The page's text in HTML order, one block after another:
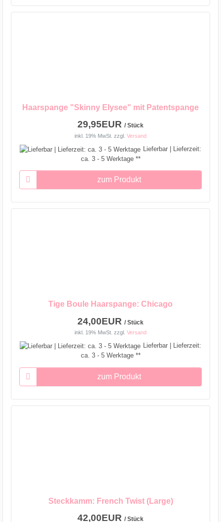
Haarspange "Skinny Elysee" mit Patentspange
29,95EUR / Stück
inkl. 19% MwSt. zzgl. Versand
Lieferbar | Lieferzeit:
ca. 3 - 5 Werktage **
zum Produkt
Tige Boule Haarspange: Chicago
24,00EUR / Stück
inkl. 19% MwSt. zzgl. Versand
Lieferbar | Lieferzeit:
ca. 3 - 5 Werktage **
zum Produkt
Steckkamm: French Twist (Large)
42,00EUR / Stück